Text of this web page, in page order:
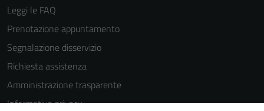
Leggi le FAQ
Prenotazione appuntamento
Segnalazione disservizio
Richiesta assistenza
Amministrazione trasparente
Informativa privacy